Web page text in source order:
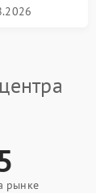
рынке